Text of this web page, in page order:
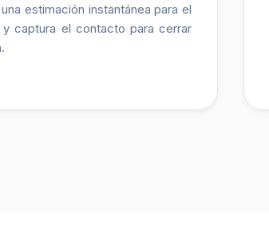
estimación instantánea para el
y captura el contacto para cerrar